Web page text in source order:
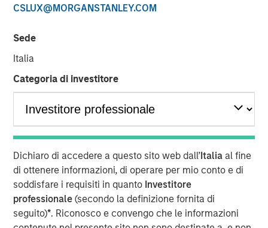
CSLUX@MORGANSTANLEY.COM
Sede
Italia
Categoria di investitore
Dichiaro di accedere a questo sito web dall’Italia al fine
di ottenere informazioni, di operare per mio conto e di
soddisfare i requisiti in quanto Investitore
professionale(secondo la definizione fornita di
seguito)*. Riconosco e convengo che le informazioni
shift to hybrid workforces
Platform addresses key trends for commercial real
estate owners including an accelerated focus on
building health and greater emphasis to reduce the
CHICAGO, IL – November 17, 2020 07:00 AM EST
Cohesion, a leader in smart building and digital twin SaaS
technology, raised $15 million in its Series A financing
round co-led by Morgan Stanley Next Level Fund and